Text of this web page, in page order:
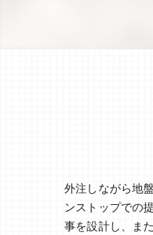
外注しながら地
ンストップでの
事を設計し、ま